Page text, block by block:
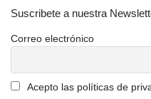
Suscribete a nuestra
Correo electrónico
Acepto las políticas de